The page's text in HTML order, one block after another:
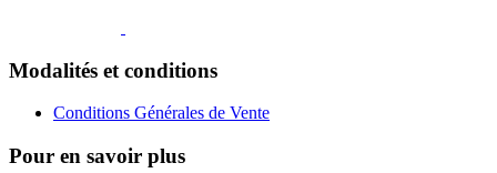
Modalités et conditions
Conditions Générales de Vente
Pour en savoir plus